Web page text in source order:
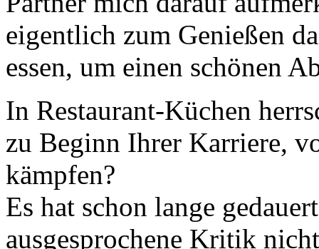
eigentlich zum Genießen
essen, um einen schönen
In Restaurant-Küchen
zu Beginn Ihrer Karriere,
kämpfen?
Es hat schon lange
ausgesprochene Kritik